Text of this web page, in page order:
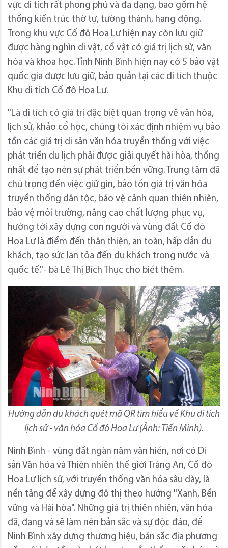
vực di tích rất phong phú và đa dạng, bao gồm hệ
thống kiến trúc thờ tự, tường thành, hang động.
Trong khu vực Cố đô Hoa Lư hiện nay còn lưu giữ
được hàng nghìn di vật, cổ vật có giá trị lịch sử, văn
hóa và khoa học. Tỉnh Ninh Bình hiện nay có 5 bảo vật
quốc gia được lưu giữ, bảo quản tại các di tích thuộc
Khu di tích Cố đô Hoa Lư.
"Là di tích có giá trị đặc biệt quan trọng về văn hóa,
lịch sử, khảo cổ học, chúng tôi xác định nhiệm vụ bảo
tồn các giá trị di sản văn hóa truyền thống với việc
phát triển du lịch phải được giải quyết hài hòa, thống
nhất để tạo nên sự phát triển bền vững. Trung tâm đã
chú trọng đến việc giữ gìn, bảo tồn giá trị văn hóa
truyền thống dân tộc, bảo vệ cảnh quan thiên nhiên,
bảo vệ môi trường, nâng cao chất lượng phục vụ,
hướng tới xây dựng con người và vùng đất Cố đô
Hoa Lư là điểm đến thân thiện, an toàn, hấp dẫn du
khách, tạo sức lan tỏa đến du khách trong nước và
quốc tế."- bà Lê Thị Bích Thục cho biết thêm.
Hướng dẫn du khách quét mã QR tìm hiểu về Khu di tích
lịch sử - văn hóa Cố đô Hoa Lư (Ảnh: Tiến Minh).
Ninh Bình - vùng đất ngàn năm văn hiến, nơi có Di
sản Văn hóa và Thiên nhiên thế giới Tràng An, Cố đô
Hoa Lư lịch sử, với truyền thống văn hóa sâu dày, là
nền tảng để xây dựng đô thị theo hướng "Xanh, Bền
vững và Hài hòa". Những giá trị thiên nhiên, văn hóa
đã, đang và sẽ làm nên bản sắc và sự độc đáo, để
Ninh Bình xây dựng thương hiệu, bản sắc địa phương